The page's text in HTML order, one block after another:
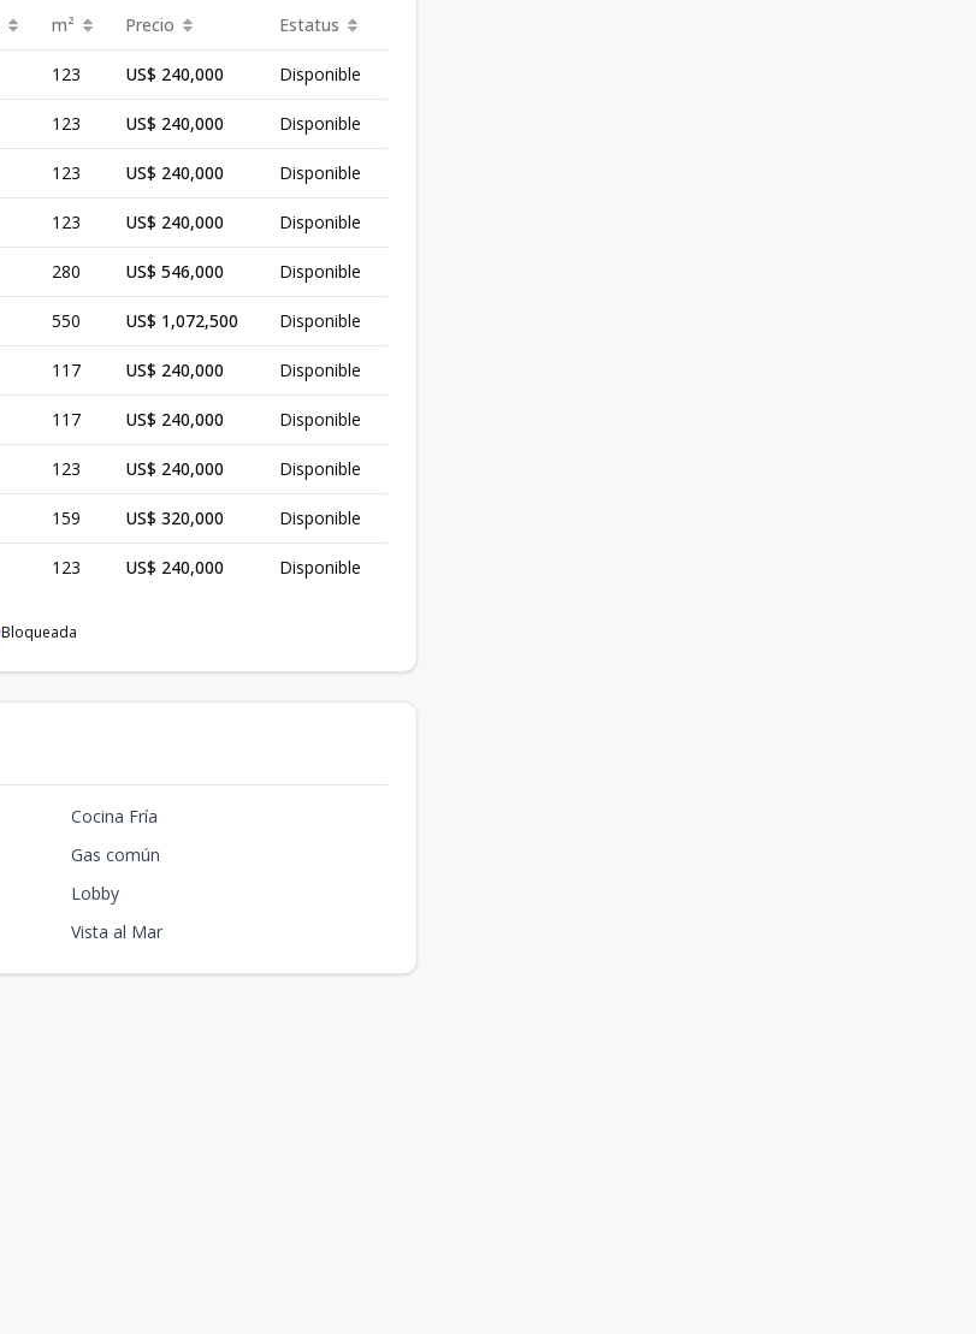
m² Precio Estatus
123 US$ 240,000 Disponible
123 US$ 240,000 Disponible
123 US$ 240,000 Disponible
123 US$ 240,000 Disponible
280 US$ 546,000 Disponible
550 US$ 1,072,500 Disponible
117 US$ 240,000 Disponible
117 US$ 240,000 Disponible
123 US$ 240,000 Disponible
159 US$ 320,000 Disponible
123 US$ 240,000 Disponible
Bloqueada
Cocina Fría
Gas común
Lobby
Vista al Mar